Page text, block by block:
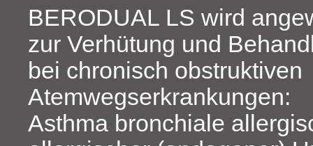
BERODUAL LS wird
zur Verhütung und
bei chronisch obstruktiven
Atemwegserkrankungen:
Asthma bronchiale